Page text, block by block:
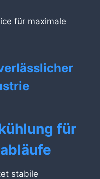
für maximale
für
stabile